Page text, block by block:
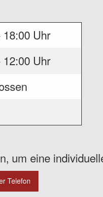
18:00 Uhr
12:00 Uhr
um eine
Telefon